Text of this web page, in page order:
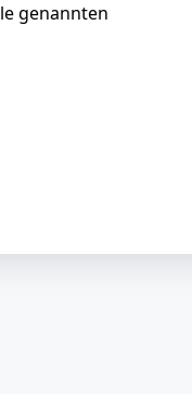
genannten